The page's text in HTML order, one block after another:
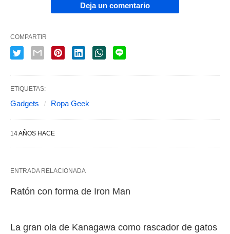
Deja un comentario
COMPARTIR
ETIQUETAS:
Gadgets Ropa Geek
14 AÑOS HACE
ENTRADA RELACIONADA
Ratón con forma de Iron Man
La gran ola de Kanagawa como rascador de gatos